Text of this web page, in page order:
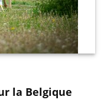
la Belgique